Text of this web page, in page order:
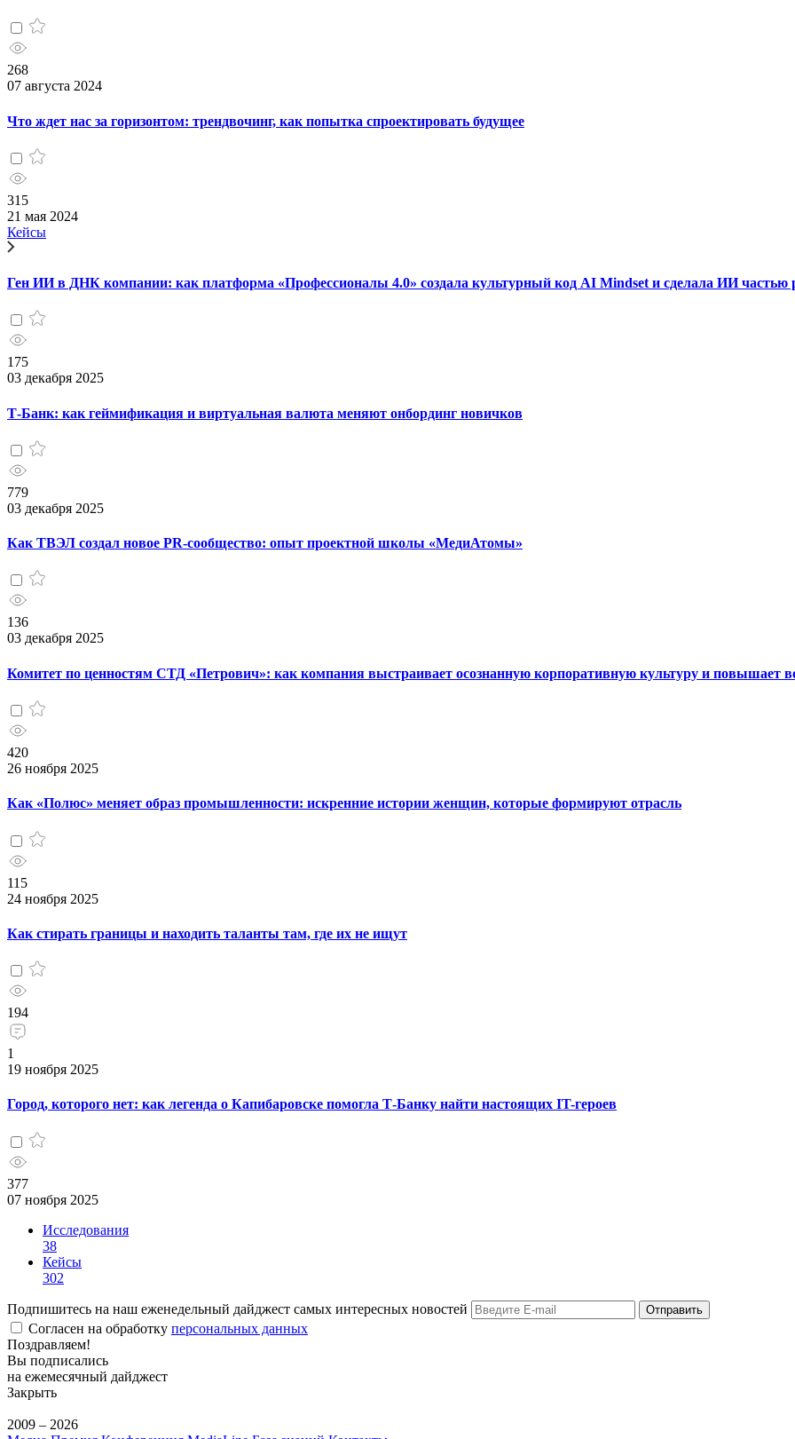
268
07 августа 2024
Что ждет нас за горизонтом: трендвочинг, как попытка спроектировать будущее
315
21 мая 2024
Кейсы
Ген ИИ в ДНК компании: как платформа «Профессионалы 4.0» создала культурный код AI Mindset и сделала ИИ частью
175
03 декабря 2025
Т-Банк: как геймификация и виртуальная валюта меняют онбординг новичков
779
03 декабря 2025
Как ТВЭЛ создал новое PR-сообщество: опыт проектной школы «МедиАтомы»
136
03 декабря 2025
Комитет по ценностям СТД «Петрович»: как компания выстраивает осознанную корпоративную культуру и повышает
420
26 ноября 2025
Как «Полюс» меняет образ промышленности: искренние истории женщин, которые формируют отрасль
115
24 ноября 2025
Как стирать границы и находить таланты там, где их не ищут
194
1
19 ноября 2025
Город, которого нет: как легенда о Капибаровске помогла Т-Банку найти настоящих IT-героев
377
07 ноября 2025
Исследования
38
Кейсы
302
Подпишитесь на наш еженедельный дайджест самых интересных новостей Отправить
Согласен на обработку персональных данных
Поздравляем!
Вы подписались
на ежемесячный дайджест
Закрыть
2009 – 2026